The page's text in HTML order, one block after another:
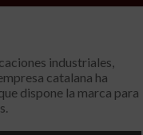
industriales,
catalana ha
dispone la marca para